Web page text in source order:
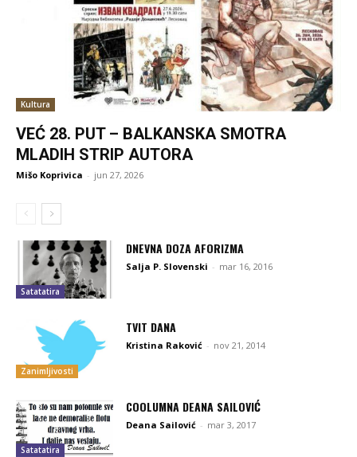
Kultura
VEĆ 28. PUT – BALKANSKA SMOTRA
MLADIH STRIP AUTORA
Mišo Koprivica - jun 27, 2026
Satatatira
DNEVNA DOZA AFORIZMA
Salja P. Slovenski - mar 16, 2016
Zanimljivosti
TVIT DANA
Kristina Raković - nov 21, 2014
Satatatira
COOLUMNA DEANA SAILOVIĆ
Deana Sailović - mar 3, 2017